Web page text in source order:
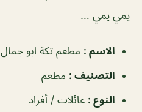
يمي يمي …
الاسم : مطعم تكة ابو جمال
التصنيف : مطعم
النوع : عائلات / أفراد